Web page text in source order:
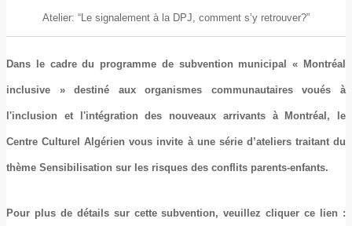
Atelier: “Le signalement à la DPJ, comment s’y retrouver?”
Dans le cadre du programme de subvention municipal « Montréal
inclusive » destiné aux organismes communautaires voués à
l'inclusion et l'intégration des nouveaux arrivants à Montréal, le
Centre Culturel Algérien vous invite à une série d’ateliers traitant du
thème Sensibilisation sur les risques des conflits parents-enfants.